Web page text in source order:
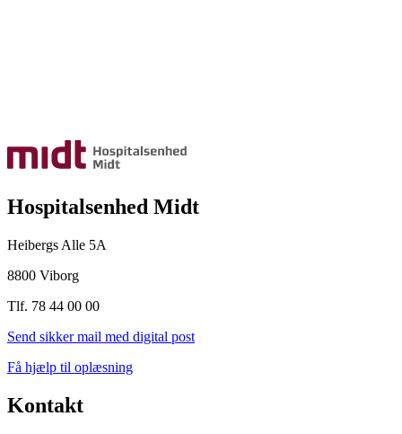
Hospitalsenhed Midt
Heibergs Alle 5A
8800 Viborg
Tlf. 78 44 00 00
Send sikker mail med digital post
Få hjælp til oplæsning
Kontakt